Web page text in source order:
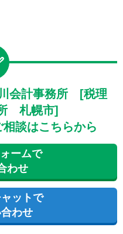
会計事務所 [税理
札幌市]
談はこちらから
ームで
わせ
ットで
わせ